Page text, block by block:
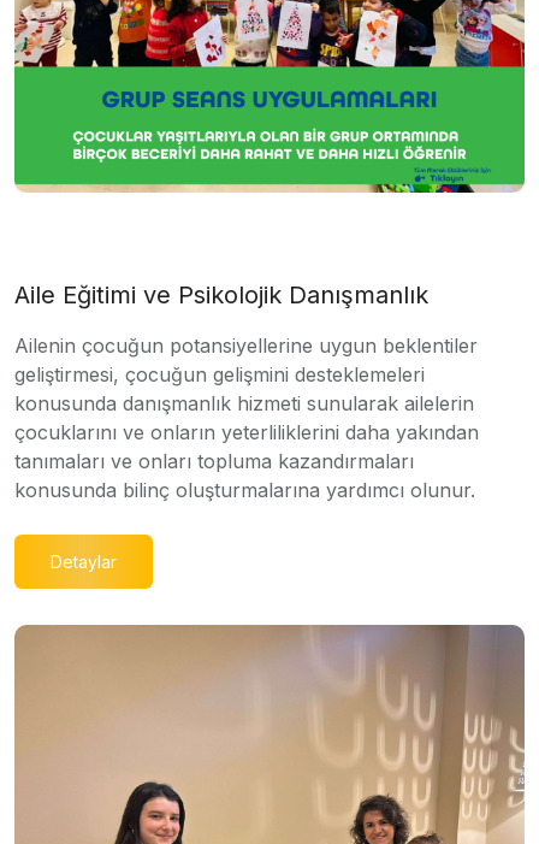
Aile Eğitimi ve Psikolojik Danışmanlık
Ailenin çocuğun potansiyellerine uygun beklentiler
geliştirmesi, çocuğun gelişmini desteklemeleri
konusunda danışmanlık hizmeti sunularak ailelerin
çocuklarını ve onların yeterliliklerini daha yakından
tanımaları ve onları topluma kazandırmaları
konusunda bilinç oluşturmalarına yardımcı olunur.
Detaylar